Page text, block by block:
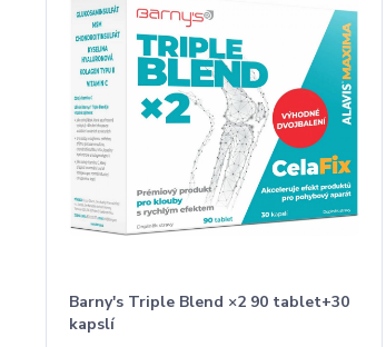
Barny's Triple Blend ×2 90 tablet+30
kapslí